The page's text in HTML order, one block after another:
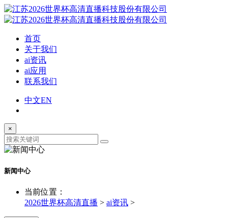
首页
关于我们
ai资讯
ai应用
联系我们
中文EN
×
新闻中心
当前位置：
2026世界杯高清直播 > ai资讯 >